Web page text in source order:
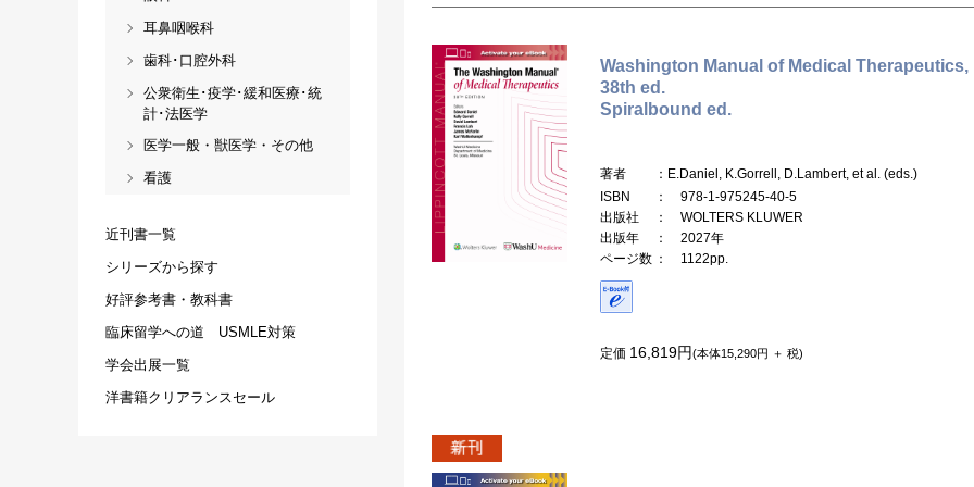
Washington Manual of Medical Therapeutics,
38th ed.
Spiralbound ed.
著者
：E.Daniel, K.Gorrell, D.Lambert, et al. (eds.)
ISBN
： 978-1-975245-40-5
出版社
： WOLTERS KLUWER
出版年
： 2027年
ページ数 ： 1122pp.
定価 16,819円(本体15,290円 ＋ 税)
耳鼻咽喉科
歯科･口腔外科
公衆衛生･疫学･緩和医療･統
計･法医学
医学一般・獣医学・その他
看護
近刊書一覧
シリーズから探す
好評参考書・教科書
臨床留学への道 USMLE対策
学会出展一覧
洋書籍クリアランスセール